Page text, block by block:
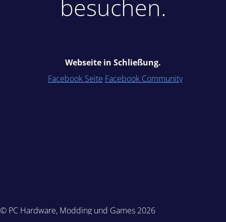
besuchen.
Webseite in Schließung.
Facebook Seite Facebook Community
© PC Hardware, Modding und Games 2026